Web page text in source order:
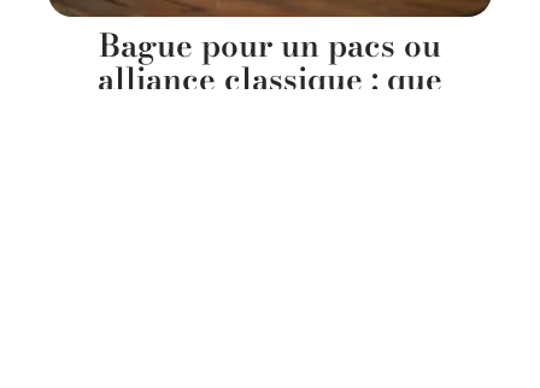
Bague pour un pacs ou
alliance classique : que